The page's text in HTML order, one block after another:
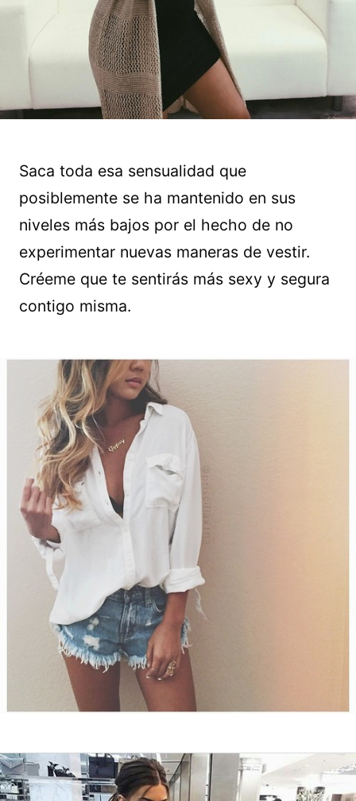
Saca toda esa sensualidad que
posiblemente se ha mantenido en sus
niveles más bajos por el hecho de no
experimentar nuevas maneras de vestir.
Créeme que te sentirás más sexy y segura
contigo misma.